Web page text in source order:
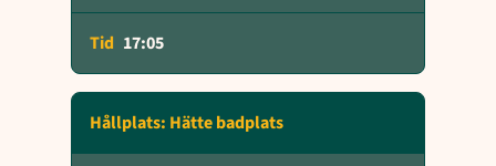
17:05
Hållplats: Hätte badplats